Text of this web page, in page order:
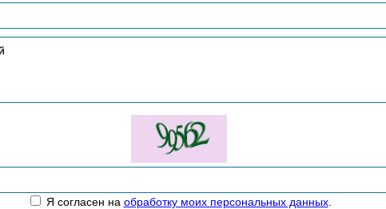
Я согласен на обработку моих персональных данных.